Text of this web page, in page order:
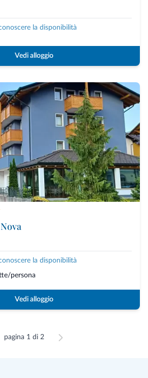
la disponibilità
Vedi alloggio
la disponibilità
persona
Vedi alloggio
pagina 1 di 2